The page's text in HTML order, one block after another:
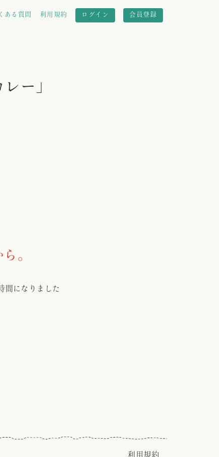
ある質問 利用規約 ログイン 会員登録
ー」
。
間になりました